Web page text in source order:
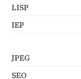
LISP
IEP
JPEG
SEO